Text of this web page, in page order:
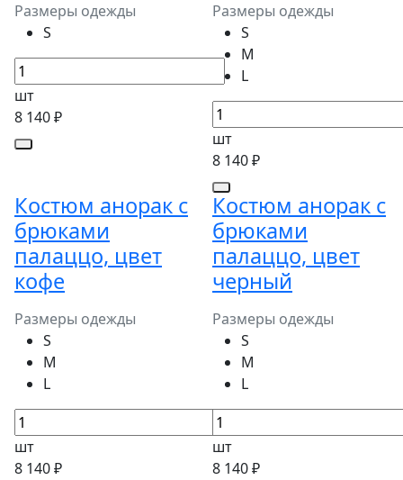
Размеры одежды
S
шт
8 140 ₽
Размеры одежды
S
M
L
шт
8 140 ₽
Костюм анорак с
брюками
палаццо, цвет
кофе
Размеры одежды
S
M
L
шт
8 140 ₽
Костюм анорак с
брюками
палаццо, цвет
черный
Размеры одежды
S
M
L
шт
8 140 ₽